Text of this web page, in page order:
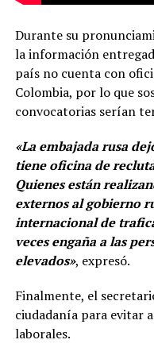
Durante su
la información
país no cuenta con
Colombia, por lo que
convocatorias serían
«La embajada rusa
tiene oficina de
Quienes están
externos al gobierno
internacional de
veces engaña a las
elevados», expresó.
Finalmente, el
ciudadanía para evitar
laborales.